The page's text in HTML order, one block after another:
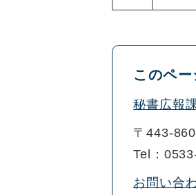
このペ
秘書広報
〒443-
Tel：
お問い合